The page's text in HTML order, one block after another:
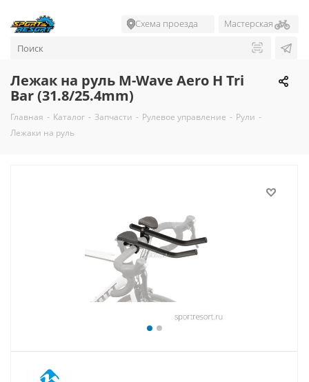
Схема проезда Мастерская
Лежак на руль M-Wave Aero H Tri
Bar (31.8/25.4mm)
Главная - Каталог - Запчасти - Рулевое управление - Рули -
Лежаки на руль